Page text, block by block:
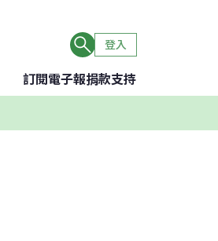
登入
訂閱電子報捐款支持